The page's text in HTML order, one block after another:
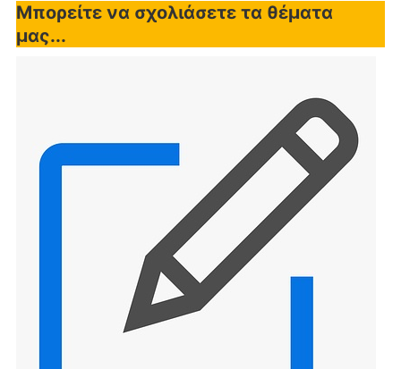
Μπορείτε να σχολιάσετε τα θέματα
μας...